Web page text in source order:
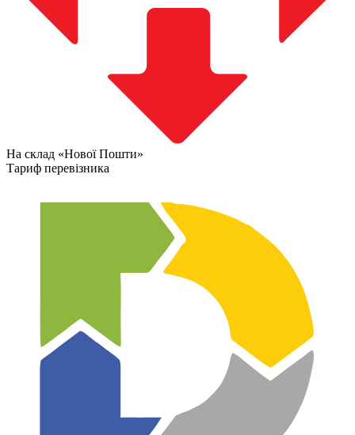
На склад «Нової Пошти»
Тариф перевізника